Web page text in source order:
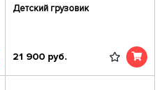
Детский грузовик
21 900 руб.